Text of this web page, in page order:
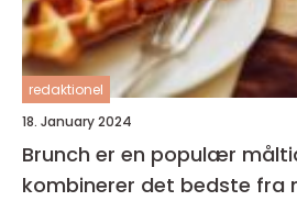
redaktionel
18. January 2024
Brunch er en populær
kombinerer det bedste fra